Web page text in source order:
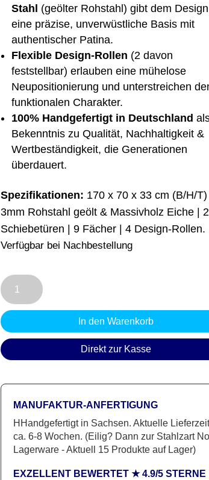
Stahl (geölter Rohstahl) gibt dem Design
eine präzise, unverwüstliche Basis mit
authentischer Patina.
Flexible Design-Rollen (2 davon
feststellbar) erlauben eine mühelose
Neupositionierung und unterstreichen
funktionalen Charakter.
100% Handgefertigt in Deutschland
Bekenntnis zu Qualität, Nachhaltigkeit &
Wertbeständigkeit, die Generationen
überdauert.
Spezifikationen: 170 x 70 x 33 cm (B/H/T) |
3mm Rohstahl geölt & Massivholz Eiche | 2
Schiebetüren | 9 Fächer | 4 Design-Rollen.
Verfügbar bei Nachbestellung
Sideboard
P37
Ein
Manufaktur-
Projekt
Eiche
Menge
In den Warenkorb
Direkt zur Kasse
MANUFAKTUR-ANFERTIGUNG
HHandgefertigt in Sachsen. Aktuelle
ca. 6-8 Wochen. (Eilig? Dann zur Stahlzart
Lagerware - Aktuell 15 Produkte auf Lager)
EXZELLENT BEWERTET ★ 4.9/5 STERNE